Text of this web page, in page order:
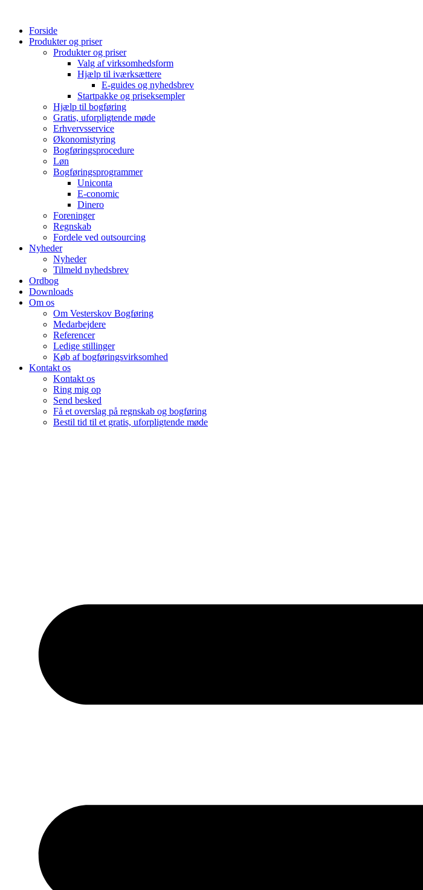
indholdForside
Produkter og priser
Produkter og priser
Valg af virksomhedsform
Hjælp til iværksættere
E-guides og nyhedsbrev
Startpakke og priseksempler
Hjælp til bogføring
Gratis, uforpligtende møde
Erhvervsservice
Økonomistyring
Bogføringsprocedure
Løn
Bogføringsprogrammer
Uniconta
E-conomic
Dinero
Foreninger
Regnskab
Fordele ved outsourcing
Nyheder
Nyheder
Tilmeld nyhedsbrev
Ordbog
Downloads
Om os
Om Vesterskov Bogføring
Medarbejdere
Referencer
Ledige stillinger
Køb af bogføringsvirksomhed
Kontakt os
Kontakt os
Ring mig op
Send besked
Få et overslag på regnskab og bogføring
Bestil tid til et gratis, uforpligtende møde